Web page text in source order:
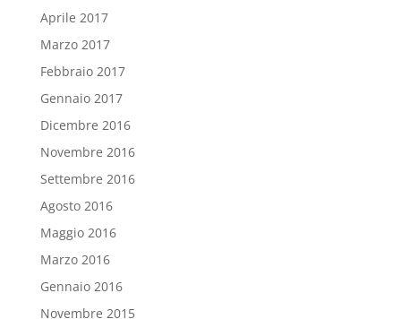
Aprile 2017
Marzo 2017
Febbraio 2017
Gennaio 2017
Dicembre 2016
Novembre 2016
Settembre 2016
Agosto 2016
Maggio 2016
Marzo 2016
Gennaio 2016
Novembre 2015